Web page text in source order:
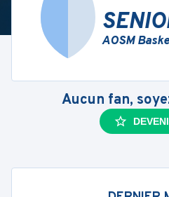
AOSM
Aucun fan,